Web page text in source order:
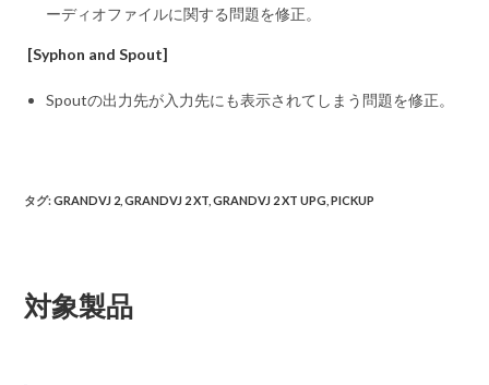
ーディオファイルに関する問題を修正。
[Syphon and Spout]
Spoutの出力先が入力先にも表示されてしまう問題を修正。
タグ:GRANDVJ 2 GRANDVJ 2 XT GRANDVJ 2 XT UPG PICKUP
対象製品